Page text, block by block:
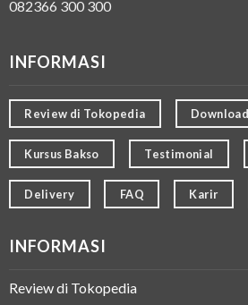
082366 300 300
INFORMASI
Review di Tokopedia
Kursus Bakso Testimonial
Delivery FAQ Karir
INFORMASI
Review di Tokopedia